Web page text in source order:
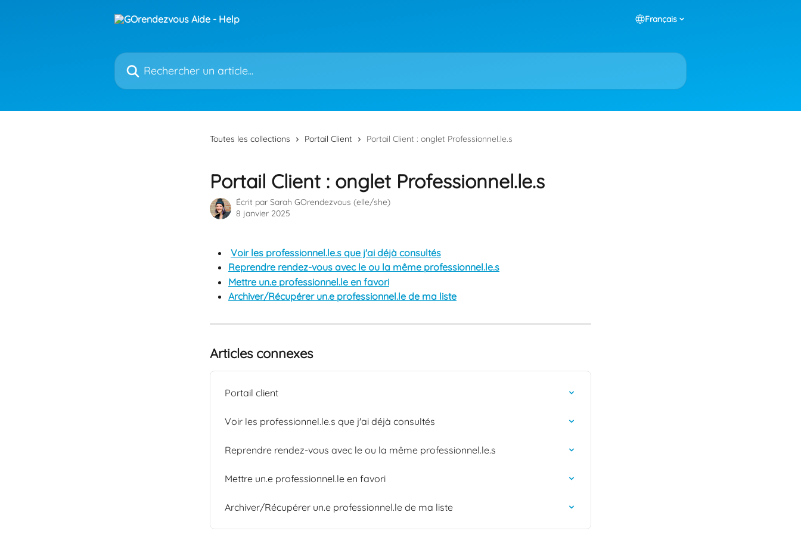
Français
Rechercher un article...
Toutes les collections Portail Client Portail Client : onglet Professionnel.le.s
Portail Client : onglet Professionnel.le.s
Écrit par Sarah GOrendezvous (elle/she)
8 janvier 2025
Voir les professionnel.le.s que j'ai déjà consultés
Reprendre rendez-vous avec le ou la même professionnel.le.s
Mettre un.e professionnel.le en favori
Archiver/Récupérer un.e professionnel.le de ma liste
Articles connexes
Portail client
Voir les professionnel.le.s que j'ai déjà consultés
Reprendre rendez-vous avec le ou la même professionnel.le.s
Mettre un.e professionnel.le en favori
Archiver/Récupérer un.e professionnel.le de ma liste